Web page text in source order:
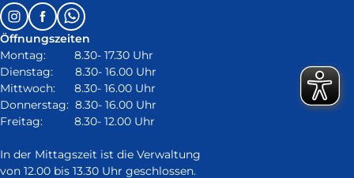
in
neuem
Fenster)
Follow
us
on:
InstagramFacebookWhatsapp
Öffnungszeiten
Montag: 8.30- 17.30 Uhr
Dienstag: 8.30- 16.00 Uhr
Mittwoch: 8.30- 16.00 Uhr
Donnerstag: 8.30- 16.00 Uhr
Freitag: 8.30- 12.00 Uhr
In der Mittagszeit ist die Verwaltung
von 12.00 bis 13.30 Uhr geschlossen.